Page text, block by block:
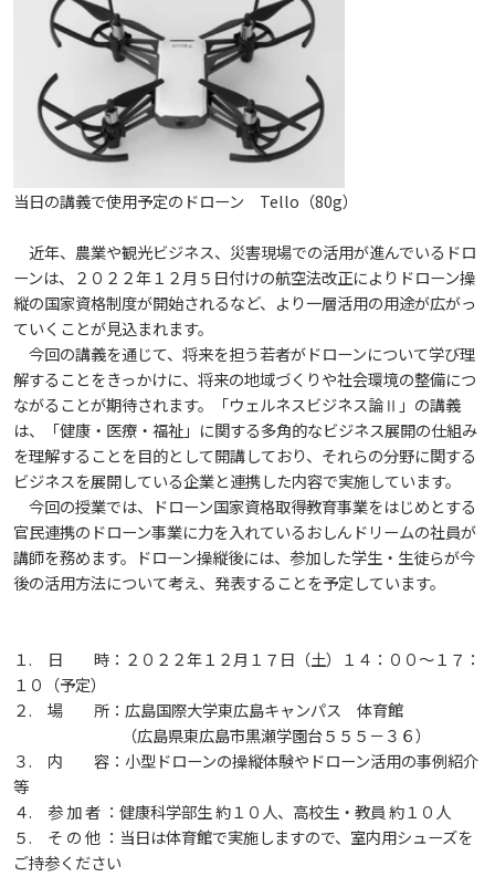
教育に関する基本方針
アドミッション・ポリシー
アドミッション・ポリシー（2027年度以降入学
生）
アドミッション・ポリシー（2024～2026年度入学
生）
カリキュラム・ポリシー
カリキュラム・ポリシー（2023年度入学生）
カリキュラム・ポリシー（2020～2022年度入学
生）
カリキュラム・ポリシー（2016～2019年度保健医
療・総合リハ・医療福祉・医療経営・看護）
カリキュラム・ポリシー（2016～2019年度心理・
薬・医療栄養）
カリキュラム・ポリシー（大学院対象）
ディプロマ・ポリシー（2024年度入学生）
ディプロマ・ポリシー（2020～2023年度入学生）
ディプロマ・ポリシー（2016～2019年度入学生）
ディプロマ・ポリシー（2015年度以前入学生）
大学院ディプロマ・ポリシー（2024年度入学生）
学生）
大学院ディプロマ・ポリシー（2020年度以前入学
沿革
学園からのメッセージ
学長メッセージ
大学章と大学旗
UI（ユニバーシティ・アイデンティティ）
学園・姉妹校のご案内
臨床教授制度について
大学基礎データ
学費・入学金等費用について
学生生活支援について
動物実験に関する情報について
財務・事業計画等について
教職課程について
自己点検・評価
大学機関別認証評価
理学療法士・作業療法士教員資格及び教育内容等の
自己評価書
大学院薬学研究科 自己点検・評価報告書
文部科学省への設置認可・届出書類・履行状況報
告書
高等教育の修学支援新制度
ガバナンス・コード
受講生授業アンケート結果
卒業生・進路先 調査結果
広島国際大学施設等貸与内規
別表第1・第2 様式第1・第2
広島国際大学倫理委員会規定
施設紹介
東広島・呉キャンパス施設 名称・愛称
施設を動画で紹介
心理臨床センター
学生寮・学生研修棟
宿泊施設
東広島キャンパス
呉キャンパス
基盤教育センター
基盤教育センターでの教育活動・概要
広国ドリル
入学予定者へのお知らせ
合格者の方へのメッセージ
専門職連携教育センター
広国IPEの授業について
広国IPE用語集
情報端末の必携化について
ICTサポート
図書館
図書館概要
利用案内
情報センター
学内ネットワークの概要
ラーニング・コモンズ
大学広報
プレスリリース
メディア掲載情報
ハラスメントについて
SDGsについて
資料請求
窓口での資料受取りについて
関連情報
学園・姉妹校のご案内
健康スポーツ学部
健康科学部
薬学部
保健医療学専攻
リハビリテーション学専攻
健康科学研究科
医療福祉学専攻
医療経営学専攻
看護学研究科
看護学専攻
薬学研究科
助産学専攻科
就職支援
就業力育成プログラム
エクステンション講座
開講講座
受講申込方法
資格取得奨励金制度
就職データ
キャリア支援係利用案内
産官学連携
研究連携相談
研究者要覧
研究者情報（学会賞・研究者インタビュー）
公的研究費の責任体系について
安全保障貿易管理
研究倫理
連携・協定について
研究情報の公開について（オプトアウト）
地域連携
公開講座
公開講座
公開講座 過去の開講コース
高大連携
子ども向け体験講座
子ども向け体験講座
子ども向け体験講座 過去の開講コース
ボランティア活動
科目等履修生制度
広島国際大学Town＆Gownoffice東広島
健幸ステーション
広国市民大学とは
広国市民大学（市民カレッジ）学生募集
広国市民大学（地域交流カレッジ）学生募集
しあわせ健康センター
大学見学・体験をご希望の方（一般の団体様）
地域連携に関するご意見募集
国際交流
国際化ビジョン
海外研修情報
海外研修
学生短期海外研修
海外専門研修
外国人留学生
国際交流イベント
アジア介護・福祉教育研修センター
アクセス
Language
JP（日本語） EN（英語） CH（中国語）
当日の講義で使用予定のドローン Tello（80g）
近年、農業や観光ビジネス、災害現場での活用が進んでいるドロ
ーンは、２０２２年１２月５日付けの航空法改正によりドローン操
縦の国家資格制度が開始されるなど、より一層活用の用途が広がっ
ていくことが見込まれます。
今回の講義を通じて、将来を担う若者がドローンについて学び理
解することをきっかけに、将来の地域づくりや社会環境の整備につ
ながることが期待されます。「ウェルネスビジネス論Ⅱ」の講義
は、「健康・医療・福祉」に関する多角的なビジネス展開の仕組み
を理解することを目的として開講しており、それらの分野に関する
ビジネスを展開している企業と連携した内容で実施しています。
今回の授業では、ドローン国家資格取得教育事業をはじめとする
官民連携のドローン事業に力を入れているおしんドリームの社員が
講師を務めます。ドローン操縦後には、参加した学生・生徒らが今
後の活用方法について考え、発表することを予定しています。
１. 日 時：２０２２年１２月１７日（土）１４：００～１７：
１０（予定）
２. 場 所：広島国際大学東広島キャンパス 体育館
（広島県東広島市黒瀬学園台５５５－３６）
３. 内 容：小型ドローンの操縦体験やドローン活用の事例紹介
等
４. 参 加 者 ：健康科学部生 約１０人、高校生・教員 約１０人
５. そ の 他 ：当日は体育館で実施しますので、室内用シューズを
ご持参ください
2021
2020
2019
2017
2016
2015
2014
2013
2012
2011
2009
2023
2025
2024
2023
2021